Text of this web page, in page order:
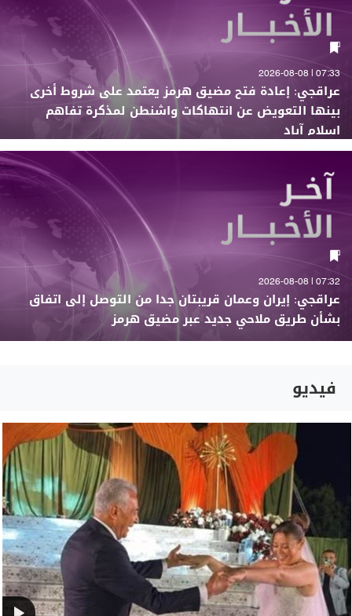
07:33 | 2026-08-08
عراقجي: إعادة فتح مضيق هرمز يعتمد على شروط أخرى
بينها التعويض عن انتهاكات واشنطن لمذكرة تفاهم
إسلام آباد
07:32 | 2026-08-08
عراقجي: إيران وعمان قريبتان جدا من التوصل إلى اتفاق
بشأن طريق ملاحي جديد عبر مضيق هرمز
فيديو